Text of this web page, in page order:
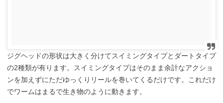
ジグヘッドの形状は大きく分けてスイミングタイプとダートタイプ
の2種類が有ります。スイミングタイプはそのまま余計なアクショ
ンを加えずにただゆっくりリールを巻いてくるだけです。これだけ
でワームはまるで生き物のように動きます。